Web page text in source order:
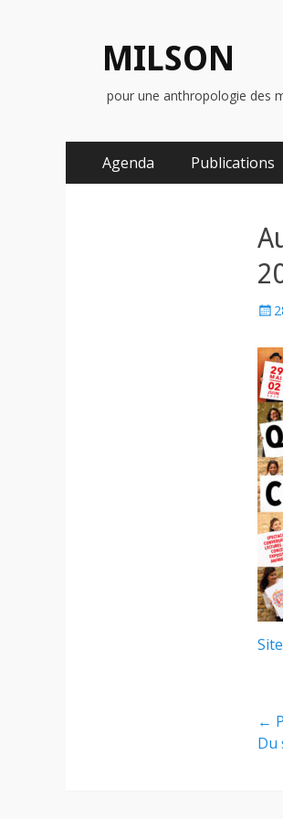
MILSON
pour une anthropologie des
Menu
principal
Agenda Publications
←
Du